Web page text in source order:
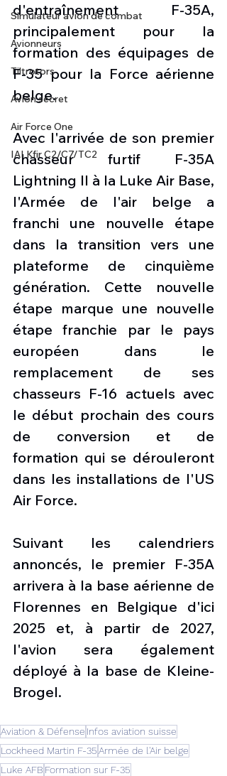
Simulateur avion de combat
Avionneurs
Tiltrotors
Avion secret
Air Force One
IAI Kfir C2/C7/TC2
d'entraînement F-35A,
principalement pour la
formation des équipages de
F-35 pour la Force aérienne
belge.
Avec l'arrivée de son premier
chasseur furtif F-35A
Lightning II à la Luke Air Base,
l'Armée de l'air belge a
franchi une nouvelle étape
dans la transition vers une
plateforme de cinquième
génération. Cette nouvelle
étape marque une nouvelle
étape franchie par le pays
européen dans le
remplacement de ses
chasseurs F-16 actuels avec
le début prochain des cours
de conversion et de
formation qui se dérouleront
dans les installations de l'US
Air Force.
Suivant les calendriers
annoncés, le premier F-35A
arrivera à la base aérienne de
Florennes en Belgique d'ici
2025 et, à partir de 2027,
l'avion sera également
déployé à la base de Kleine-
Brogel.
Aviation & Défense Infos aviation suisse
Lockheed Martin F-35Armée de l'Air belge
Luke AFB Formation sur F-35